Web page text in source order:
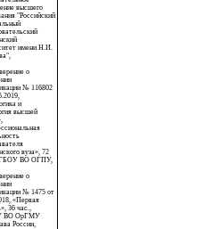
высшего
"Российский
имени Н.И.
о
№ 116802
и
высшей
вуза», 72
ВО ОГПУ,
о
№ 1475 от
«Первая
36 час.,
ВО ОрГМУ
России,